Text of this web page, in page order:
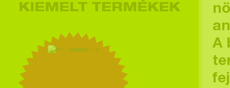
KIEMELT TERMÉKEK
A